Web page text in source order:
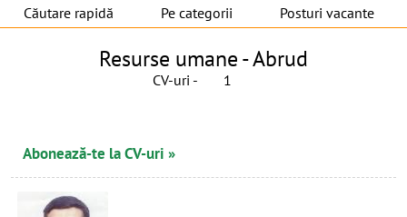
Căutare rapidă Pe categorii Posturi vacante
Resurse umane -Abrud
CV-uri - 1
Abonează-te la CV-uri »